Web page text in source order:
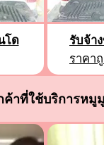
โด
รับจ้า
ราคา
าที่ใช้บริการหมู